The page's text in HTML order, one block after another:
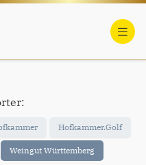
Hofkammer.Golf
Weingut Württemberg